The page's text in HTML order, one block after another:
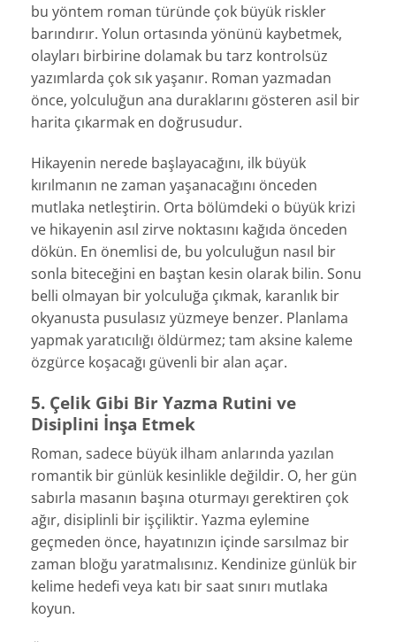
bu yöntem roman türünde çok büyük riskler
barındırır. Yolun ortasında yönünü kaybetmek,
olayları birbirine dolamak bu tarz kontrolsüz
yazımlarda çok sık yaşanır. Roman yazmadan
önce, yolculuğun ana duraklarını gösteren asil bir
harita çıkarmak en doğrusudur.
Hikayenin nerede başlayacağını, ilk büyük
kırılmanın ne zaman yaşanacağını önceden
mutlaka netleştirin. Orta bölümdeki o büyük krizi
ve hikayenin asıl zirve noktasını kağıda önceden
dökün. En önemlisi de, bu yolculuğun nasıl bir
sonla biteceğini en baştan kesin olarak bilin. Sonu
belli olmayan bir yolculuğa çıkmak, karanlık bir
okyanusta pusulasız yüzmeye benzer. Planlama
yapmak yaratıcılığı öldürmez; tam aksine kaleme
özgürce koşacağı güvenli bir alan açar.
5. Çelik Gibi Bir Yazma Rutini ve
Disiplini İnşa Etmek
Roman, sadece büyük ilham anlarında yazılan
romantik bir günlük kesinlikle değildir. O, her gün
sabırla masanın başına oturmayı gerektiren çok
ağır, disiplinli bir işçiliktir. Yazma eylemine
geçmeden önce, hayatınızın içinde sarsılmaz bir
zaman bloğu yaratmalısınız. Kendinize günlük bir
kelime hedefi veya katı bir saat sınırı mutlaka
koyun.